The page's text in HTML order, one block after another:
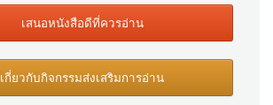
เสนอหนังสือดีที่ควรอ่าน
เกี่ยวกับกิจกรรมส่งเสริมการอ่าน